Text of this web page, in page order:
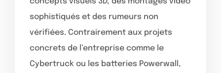
sophistiqués et des rumeurs non
vérifiées. Contrairement aux projets
concrets de l’entreprise comme le
Cybertruck ou les batteries Powerwall,